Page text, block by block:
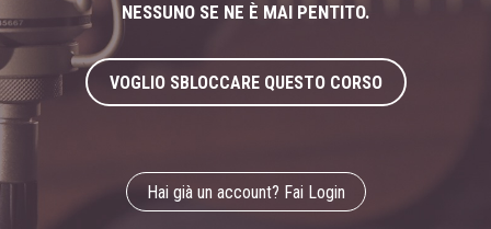
NESSUNO SE NE È MAI PENTITO.
VOGLIO SBLOCCARE QUESTO CORSO
Hai già un account? Fai Login